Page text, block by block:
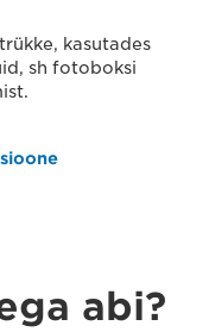
kasutades
sh fotoboksi
abi?